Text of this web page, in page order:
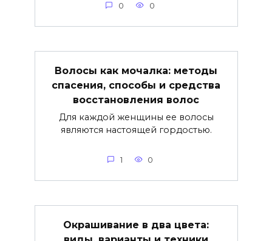
0 0
Волосы как мочалка: методы
спасения, способы и средства
восстановления волос
Для каждой женщины ее волосы
являются настоящей гордостью.
1 0
Окрашивание в два цвета: